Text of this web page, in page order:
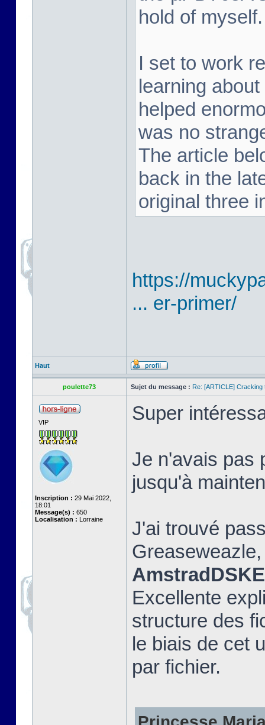
hold of myself.
I set to work
learning
helped
was no
The article
back in the
original three
https://
... er-primer/
Haut
poulette73 Sujet du message : Re: [ARTICLE] Cracking
VIP
Inscription : 29 Mai 2022,
18:01
Message(s) : 650
Localisation : Lorraine
Super
Je n'avais pas
jusqu'à
J'ai trouvé
Excellente
structure des
le biais de cet
par fichier.